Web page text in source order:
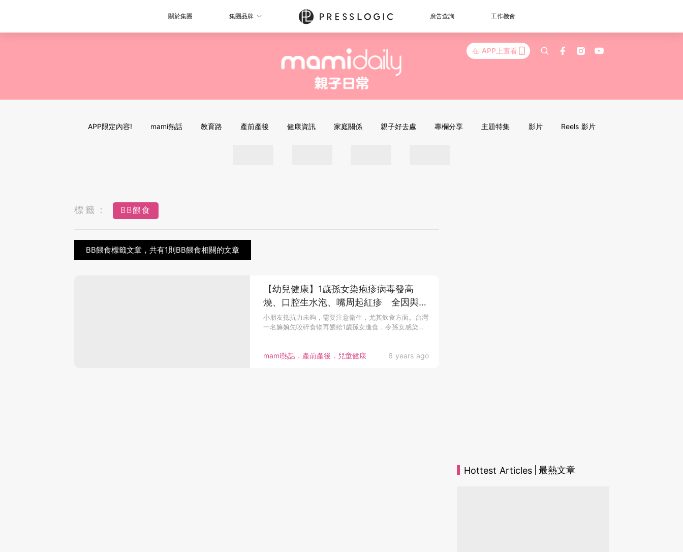
關於集團 集團品牌 廣告查詢 工作機會
在 APP上查看
APP限定內容! mami熱話 教育路 產前產後 健康資訊 家庭關係 親子好去處 專欄分享 主題特集 影片 Reels 影片
標籤： BB餵食
BB餵食標籤文章，共有1則BB餵食相關的文章
mami熱話．產前產後．兒童健康 6 years ago
【幼兒健康】1歲孫女染疱疹病毒發高
燒、口腔生水泡、嘴周起紅疹 全因與嫲
嫲咬碎食物再餵食有關？
小朋友抵抗力未夠，需要注意衛生，尤其飲食方面。台灣
一名嫲嫲先咬碎食物再餵給1歲孫女進食，令孫女感染
Hottest Articles 最熱文章